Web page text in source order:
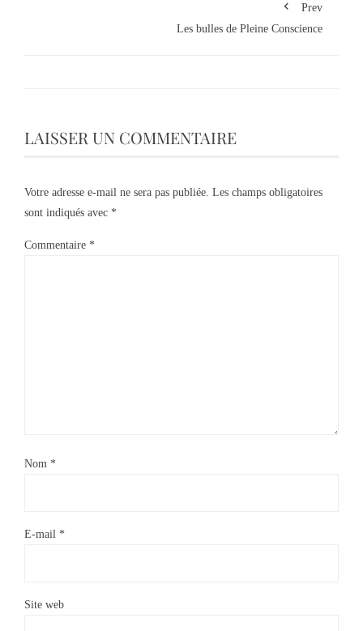
Prev
Les bulles de Pleine Conscience
LAISSER UN COMMENTAIRE
Votre adresse e-mail ne sera pas publiée. Les champs obligatoires
sont indiqués avec *
Commentaire *
Nom *
E-mail *
Site web